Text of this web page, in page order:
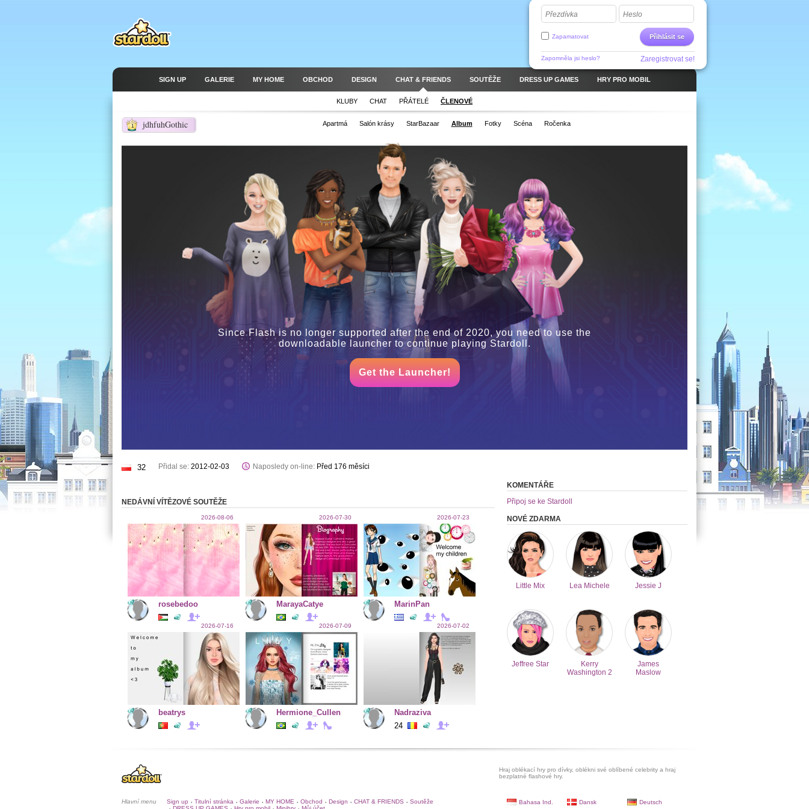
Přezdívka Heslo
Přihlásit se
Zapamatovat
Zapomněla jsi heslo? Zaregistrovat se!
SIGN UP GALERIE MY HOME OBCHOD DESIGN CHAT & FRIENDS SOUTĚŽE DRESS UP GAMES HRY PRO MOBIL
KLUBY CHAT PŘÁTELÉ ČLENOVÉ
jdhfuhGothic
1 Apartmá Salón krásy StarBazaar Album Fotky Scéna Ročenka
Since Flash is no longer supported after the end of 2020, you need to use the
downloadable launcher to continue playing Stardoll.
Get the Launcher!
32 Přidal se: 2012-02-03 Naposledy on-line: Před 176 měsíci
NEDÁVNÍ VÍTĚZOVÉ SOUTĚŽE
2026-08-06
rosebedoo
2026-07-30
MarayaCatye
2026-07-23
MarinPan
2026-07-16
beatrys
2026-07-09
Hermione_Cullen
2026-07-02
Nadraziva
24
KOMENTÁŘE
Připoj se ke Stardoll
NOVÉ ZDARMA
Little Mix Lea Michele Jessie J
Jeffree Star
Kerry
Washington 2
James
Maslow
Hraj oblékací hry pro dívky, oblékni své oblíbené celebrity a hraj
bezplatné flashové hry.
Hlavní menu Sign up • Titulní stránka • Galerie • MY HOME • Obchod • Design • CHAT & FRIENDS • Soutěže Bahasa Ind. Dansk
Deutsch